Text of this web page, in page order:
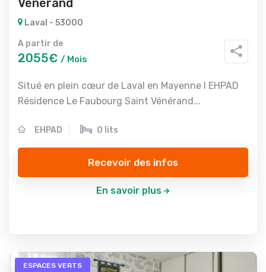
Vénérand
Laval - 53000
A partir de
2055€ / Mois
Situé en plein cœur de Laval en Mayenne l EHPAD
Résidence Le Faubourg Saint Vénérand...
EHPAD 0 lits
Recevoir des infos
En savoir plus
ESPACES VERTS